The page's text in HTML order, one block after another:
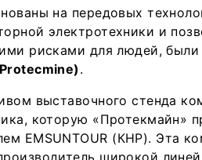
на передовых
электротехники и
рисками для людей, были
.
выставочного стенда
которую «Протекмайн»
EMSUNTOUR (КНР). Эта
широкой